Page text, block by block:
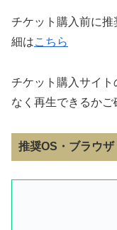
チケット購入前に
細はこちら
チケット購入サイ
なく再生できるかご
推奨OS・ブラウザ